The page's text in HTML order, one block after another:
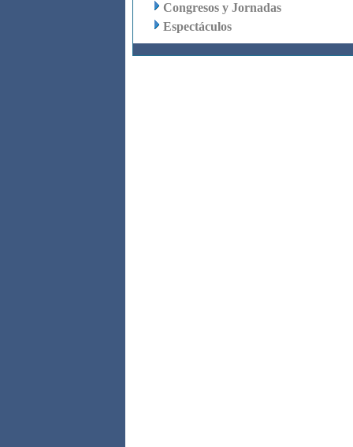
Congresos y Jornadas
Espectáculos